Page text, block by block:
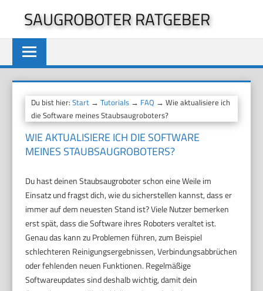
springen
SAUGROBOTER RATGEBER
Du bist hier:Start →Tutorials → FAQ → Wie aktualisiere ich
die Software meines Staubsaugroboters?
WIE AKTUALISIERE ICH DIE SOFTWARE
MEINES STAUBSAUGROBOTERS?
Du hast deinen Staubsaugroboter schon eine Weile im
Einsatz und fragst dich, wie du sicherstellen kannst, dass er
immer auf dem neuesten Stand ist? Viele Nutzer bemerken
erst spät, dass die Software ihres Roboters veraltet ist.
Genau das kann zu Problemen führen, zum Beispiel
schlechteren Reinigungsergebnissen, Verbindungsabbrüchen
oder fehlenden neuen Funktionen. Regelmäßige
Softwareupdates sind deshalb wichtig, damit dein